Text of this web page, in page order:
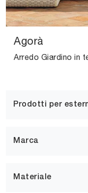
Prodotti per
Marca
Materiale
Agorà